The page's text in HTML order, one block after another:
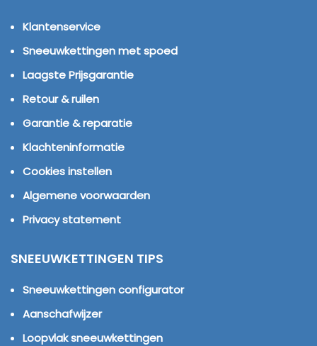
Klantenservice
Sneeuwkettingen met spoed
Laagste Prijsgarantie
Retour & ruilen
Garantie & reparatie
Klachteninformatie
Cookies instellen
Algemene voorwaarden
Privacy statement
SNEEUWKETTINGEN TIPS
Sneeuwkettingen configurator
Aanschafwijzer
Loopvlak sneeuwkettingen